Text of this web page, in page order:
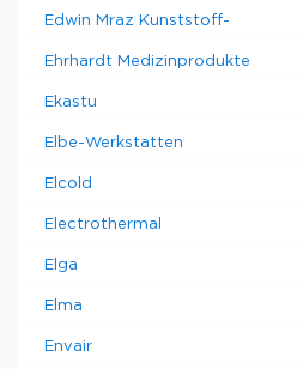
Edwin Mraz Kunststoff-
Ehrhardt Medizinprodukte
Ekastu
Elbe-Werkstatten
Elcold
Electrothermal
Elga
Elma
Envair